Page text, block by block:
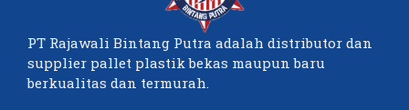
PT Rajawali Bintang Putra adalah distributor dan
supplier pallet plastik bekas maupun baru
berkualitas dan termurah.